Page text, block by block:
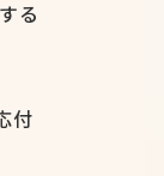
る
付